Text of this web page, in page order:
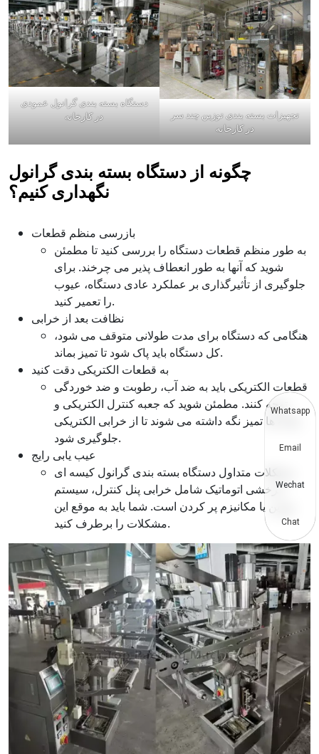
دستگاه بسته بندی گرانول عمودی
در کارخانه
تجهیزات بسته بندی توزین چند سر
در کارخانه
چگونه از دستگاه بسته بندی گرانول
نگهداری کنیم؟
بازرسی منظم قطعات
به طور منظم قطعات دستگاه را بررسی کنید تا مطمئن
شوید که آنها به طور انعطاف پذیر می چرخند. برای
جلوگیری از تأثیرگذاری بر عملکرد عادی دستگاه، عیوب
را تعمیر کنید.
نظافت بعد از خرابی
هنگامی که دستگاه برای مدت طولانی متوقف می شود،
کل دستگاه باید پاک شود تا تمیز بماند.
به قطعات الکتریکی دقت کنید
قطعات الکتریکی باید به ضد آب، رطوبت و ضد خوردگی
توجه کنند. مطمئن شوید که جعبه کنترل الکتریکی و
پایانه ها تمیز نگه داشته می شوند تا از خرابی الکتریکی
جلوگیری شود.
عیب یابی رایج
مشکلات متداول دستگاه بسته بندی گرانول کیسه ای
چرخشی اتوماتیک شامل خرابی پنل کنترل، سیستم
توزین یا مکانیزم پر کردن است. شما باید به موقع این
مشکلات را برطرف کنید.
Whatsapp
Email
Wechat
Chat